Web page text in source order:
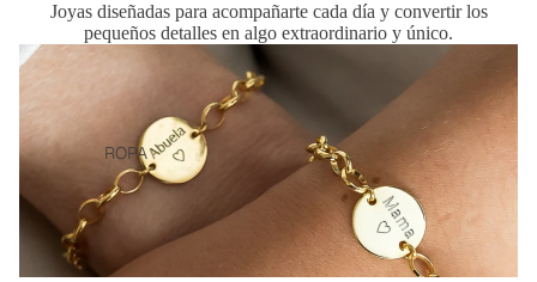
ROPA
Joyas diseñadas para acompañarte cada día y convertir los
pequeños detalles en algo extraordinario y único.